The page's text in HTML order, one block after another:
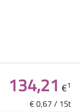
134,21 €1
€ 0,67 / 1St